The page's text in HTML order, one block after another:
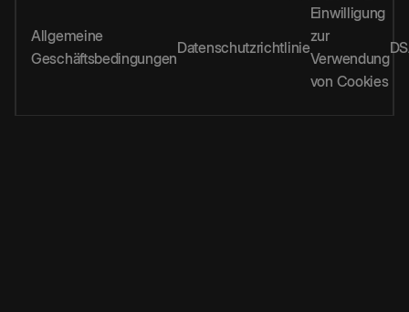
Allgemeine
Geschäftsbedingungen
Datenschutzrichtlinie
Einwilligung
zur
Verwendung
von Cookies